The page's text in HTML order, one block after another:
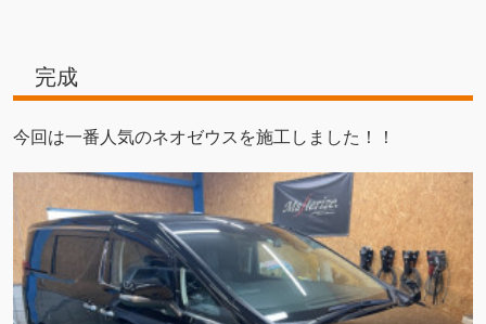
完成
今回は一番人気のネオゼウスを施工しました！！